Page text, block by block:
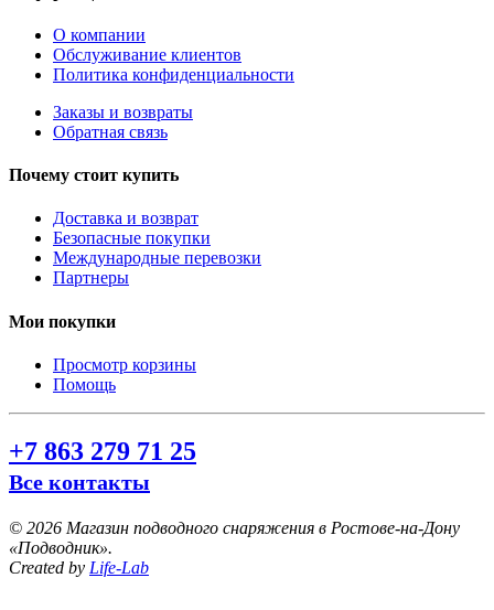
О компании
Обслуживание клиентов
Политика конфиденциальности
Заказы и возвраты
Обратная связь
Почему стоит купить
Доставка и возврат
Безопасные покупки
Международные перевозки
Партнеры
Мои покупки
Просмотр корзины
Помощь
+7 863 279 71 25
Все контакты
© 2026 Магазин подводного снаряжения в Ростове-на-Дону
«Подводник».
Created by Life-Lab